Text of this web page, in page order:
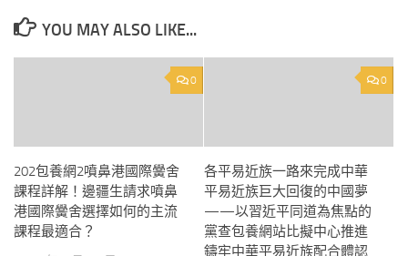
YOU MAY ALSO LIKE...
0
202包養網2噴鼻港國際黌舍
課程詳解！邊疆生請求噴鼻
港國際黌舍選擇如何的主流
課程最適合？
0
各平易近族一路來完成中華
平易近族巨大回復的中國夢
——以習近平同道為焦點的
黨查包養網站比擬中心推進
鑄牢中華平易近族配合體認